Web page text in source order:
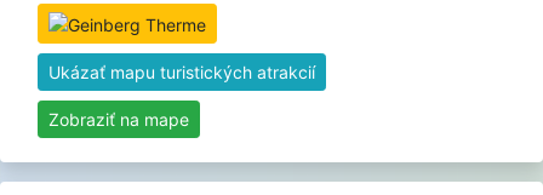
Ukázať mapu turistických atrakcií
Zobraziť na mape